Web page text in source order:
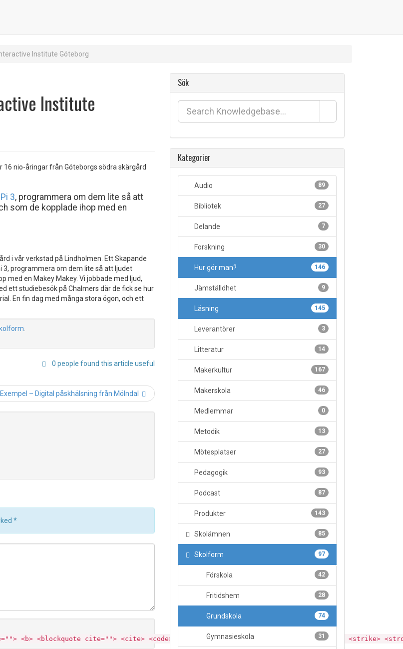
Institute Göteborg
Institute
16 nio-åringar från Göteborgs södra skärgård
3, programmera om dem lite så att
som de kopplade ihop med en
0 people found this article useful
Exempel – Digital påskhälsning från Mölndal
*
<b> <blockquote cite=""> <cite> <code> <del datetime=""> <em> <i> <q cite=""> <s> <strike>
Sök
Kategorier
89
Audio
27
Bibliotek
7
Delande
30
Forskning
146
Hur gör man?
9
Jämställdhet
145
Läsning
3
Leverantörer
14
Litteratur
167
Makerkultur
46
Makerskola
0
Medlemmar
13
Metodik
27
Mötesplatser
93
Pedagogik
87
Podcast
143
Produkter
85
Skolämnen
97
Skolform
42
Förskola
28
Fritidshem
74
Grundskola
31
Gymnasieskola